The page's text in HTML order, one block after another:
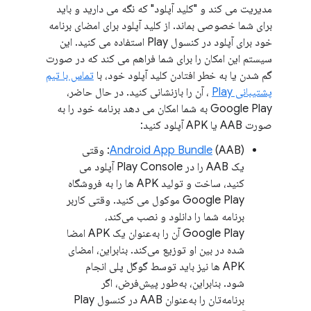
مدیریت می کند و "کلید آپلود" که نگه می دارید و باید
برای شما خصوصی بماند. از کلید آپلود برای امضای برنامه
خود برای آپلود در کنسول Play استفاده می کنید. این
سیستم این امکان را برای شما فراهم می کند که در صورت
گم شدن یا به خطر افتادن کلید آپلود خود، با تماس با تیم
پشتیبانی Play
، آن را بازنشانی کنید. در حال حاضر،
Google Play به شما امکان می دهد برنامه خود را به
صورت AAB یا APK آپلود کنید:
Android App Bundle(AAB): وقتی
یک AAB را در Play Console آپلود می
کنید، ساخت و تولید APK ها را به فروشگاه
Google Play موکول می کنید. وقتی کاربر
برنامه شما را دانلود و نصب می‌کند،
Google Play آن را به‌عنوان یک APK امضا
شده در بین او توزیع می‌کند. بنابراین، امضای
APK ها نیز باید توسط گوگل پلی انجام
شود. بنابراین، به‌طور پیش‌فرض، اگر
برنامه‌تان را به‌عنوان AAB در کنسول Play